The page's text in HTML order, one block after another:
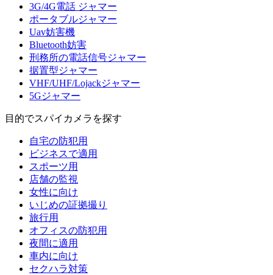
3G/4G電話 ジャマー
ポータブルジャマー
Uav妨害機
Bluetooth妨害
刑務所の電話信号ジャマー
据置型ジャマー
VHF/UHF/Lojackジャマー
5Gジャマー
目的でスパイカメラを探す
自宅の防犯用
ビジネスで適用
スポーツ用
店舗の監視
女性に向け
いじめの証拠撮り
旅行用
オフィスの防犯用
夜間に適用
車内に向け
セクハラ対策